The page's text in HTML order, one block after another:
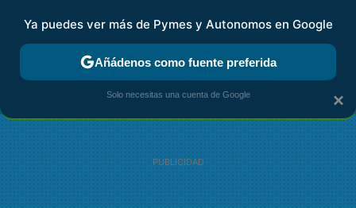
FISCALIDAD Y CONTABILIDAD KIT DIGITAL RENTA
×
Ya puedes ver más de Pymes y Autonomos en Google
Añádenos como fuente preferida
Solo necesitas una cuenta de Google